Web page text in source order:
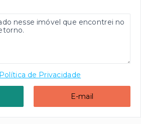
Política de Privacidade
E-mail